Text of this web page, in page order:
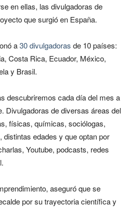
en ellas, las divulgadoras de
que surgió en España.
a30 divulgadoras de 10 países:
Costa Rica, Ecuador, México,
y Brasil.
descubriremos cada día del mes a
Divulgadoras de diversas áreas del
físicas, químicas, sociólogas,
distintas edades y que optan por
Youtube, podcasts, redes
aseguró que se
por su trayectoria científica y